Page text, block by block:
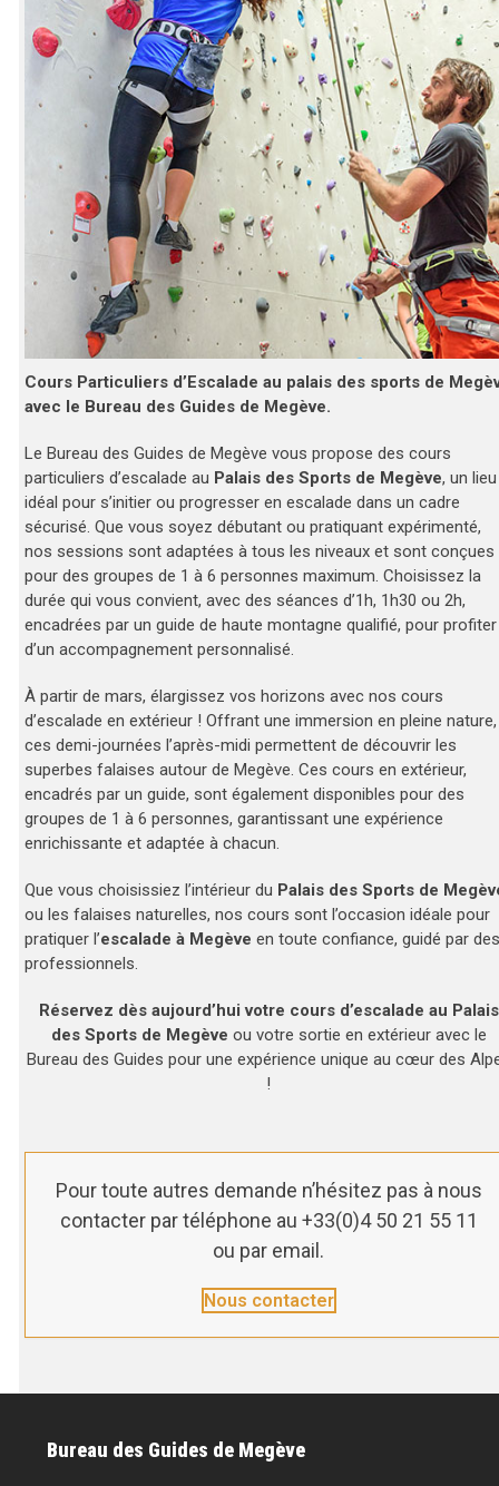
Cours Particuliers d’Escalade au palais des sports de
avec le Bureau des Guides de Megève.
Le Bureau des Guides de Megève vous propose des cours
particuliers d’escalade au Palais des Sports de Megève, un lieu
idéal pour s’initier ou progresser en escalade dans un cadre
sécurisé. Que vous soyez débutant ou pratiquant expérimenté,
nos sessions sont adaptées à tous les niveaux et sont conçues
pour des groupes de 1 à 6 personnes maximum. Choisissez la
durée qui vous convient, avec des séances d’1h, 1h30 ou 2h,
encadrées par un guide de haute montagne qualifié, pour profiter
d’un accompagnement personnalisé.
À partir de mars, élargissez vos horizons avec nos cours
d’escalade en extérieur ! Offrant une immersion en pleine nature,
ces demi-journées l’après-midi permettent de découvrir les
superbes falaises autour de Megève. Ces cours en extérieur,
encadrés par un guide, sont également disponibles pour des
groupes de 1 à 6 personnes, garantissant une expérience
enrichissante et adaptée à chacun.
Que vous choisissiez l’intérieur du Palais des Sports de
ou les falaises naturelles, nos cours sont l’occasion idéale pour
pratiquer l’escalade à Megève en toute confiance, guidé par
professionnels.
Réservez dès aujourd’hui votre cours d’escalade au Palais
des Sports de Megève ou votre sortie en extérieur avec le
Bureau des Guides pour une expérience unique au cœur des
!
Pour toute autres demande n’hésitez pas à nous
contacter par téléphone au +33(0)4 50 21 55 11
ou par email.
Nous contacter
Bureau des Guides de Megève